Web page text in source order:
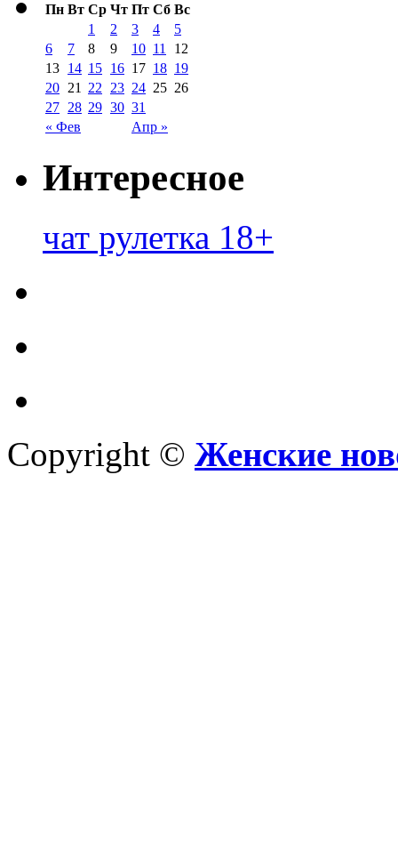
Пн Вт Ср Чт Пт Сб Вс
« Фев Апр »
1 2 3 4
5
6
7 8 9 10 11
12
13 14 15 16 17 18 19
20 21 22 23 24 25 26
27 28 29 30 31
Интересное
чат рулетка 18+
Copyright © Женские